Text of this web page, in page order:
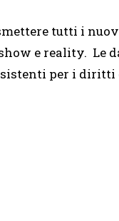
tutti i
e reality. Le
per i diritti